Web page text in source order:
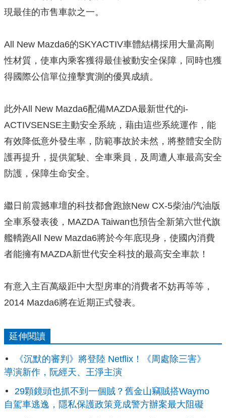
現最佳的市售車款之一。
All New Mazda6的SKYACTIV車體結構採用大量高剛
性材質，使車內乘客獲得最佳被動安全保障，同時也獲
得國際公信單位撞擊實測的優異成績。
此外All New Mazda6配備MAZDA最新世代的i-
ACTIVSENSE主動安全系統，藉由這些系統運作，能
有效降低意外發生率，防範事故於未然，將整體安全防
護再提升，提供駕駛、全車乘員，及周遭人車最高安全
防護，保障生命安全。
繼日前震撼車壇的科技都會跑旅New CX-5柴油/汽油版
全車系發表後，MAZDA Taiwan也預告全新第六世代旗
艦轎跑All New Mazda6將於今年底現身，使國內消費
者能擁有MAZDA新世代安全科技的最高安全車款！
有意入主百萬級距中大型房車的消費者不妨再等等，
2014 Mazda6將在近期正式發表。
延伸閱讀
《沉默的審判》將登陸 Netflix！《周處除三害》
導演新作，阮經天、王淨主演
29顆鏡頭也抓不到一個賊？舊金山竊賊搭Waymo
自駕車逃逸，隱私保護政策竟成警方辦案最大阻礙